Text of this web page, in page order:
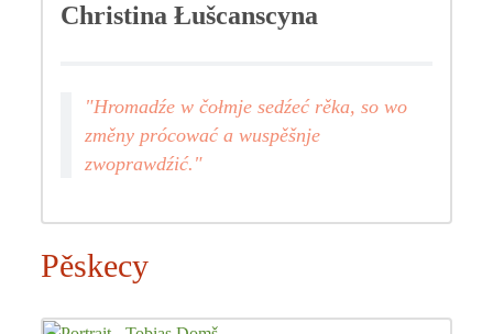
Christina Łušcanscyna
"Hromadźe w čołmje sedźeć rěka, so wo
změny prócować a wuspěšnje
zwoprawdźić."
Pěskecy